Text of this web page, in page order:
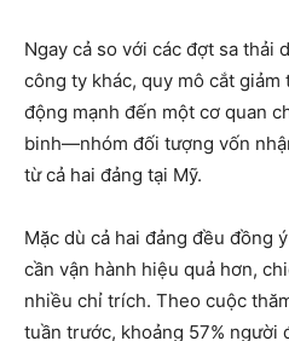
Ngay cả so với các đợt sa thải
công ty khác, quy mô cắt giảm
động mạnh đến một cơ quan
binh—nhóm đối tượng vốn
từ cả hai đảng tại Mỹ.
Mặc dù cả hai đảng đều đồng
cần vận hành hiệu quả hơn,
nhiều chỉ trích. Theo cuộc
tuần trước, khoảng 57% người